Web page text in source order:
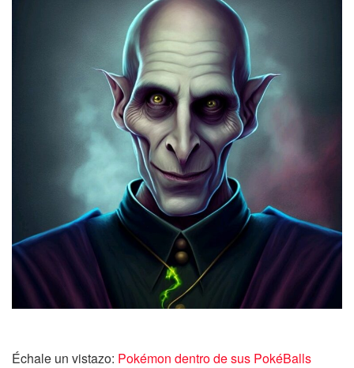
Échale un vistazo: Pokémon dentro de sus PokéBalls